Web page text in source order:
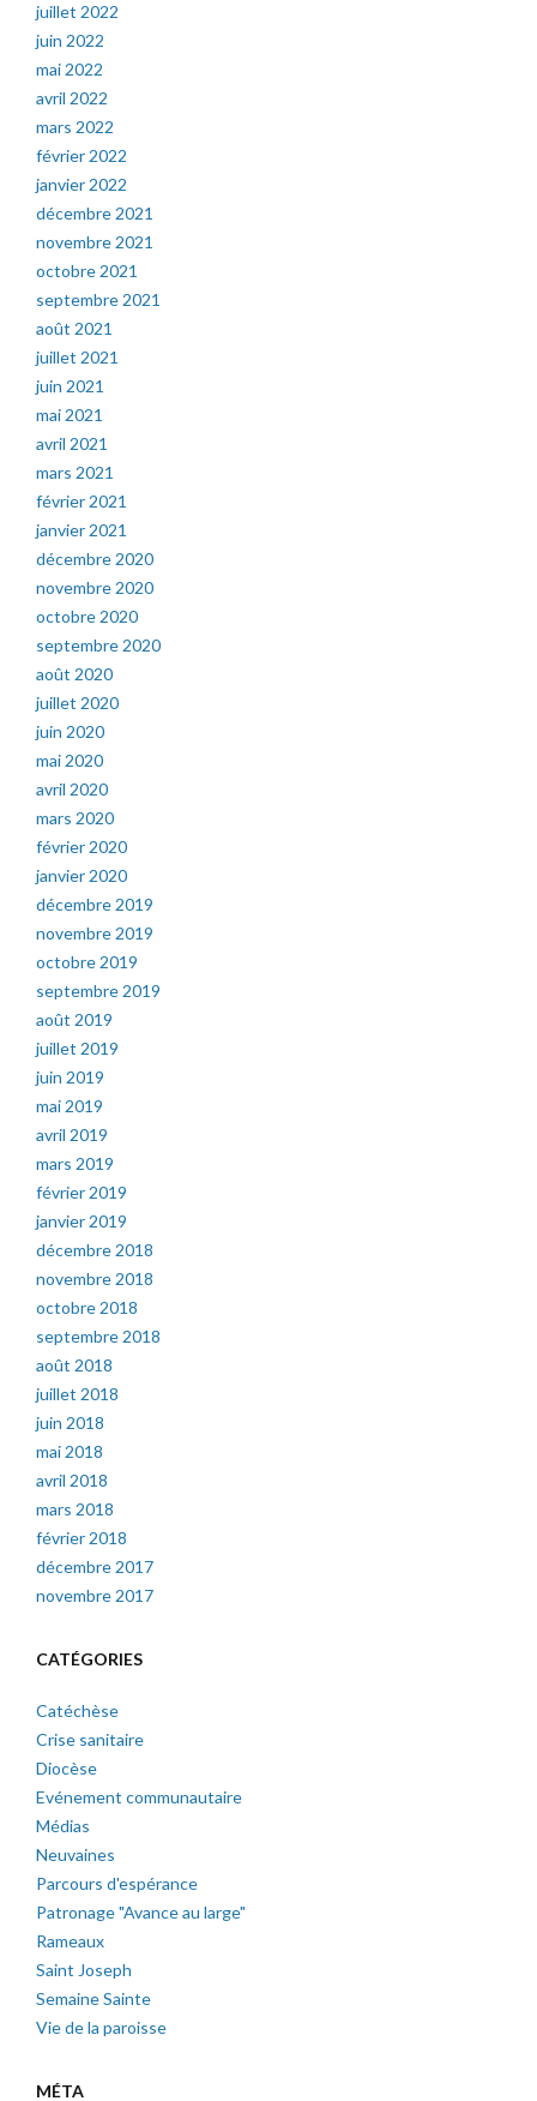
juillet 2022
juin 2022
mai 2022
avril 2022
mars 2022
février 2022
janvier 2022
décembre 2021
novembre 2021
octobre 2021
septembre 2021
août 2021
juillet 2021
juin 2021
mai 2021
avril 2021
mars 2021
février 2021
janvier 2021
décembre 2020
novembre 2020
octobre 2020
septembre 2020
août 2020
juillet 2020
juin 2020
mai 2020
avril 2020
mars 2020
février 2020
janvier 2020
décembre 2019
novembre 2019
octobre 2019
septembre 2019
août 2019
juillet 2019
juin 2019
mai 2019
avril 2019
mars 2019
février 2019
janvier 2019
décembre 2018
novembre 2018
octobre 2018
septembre 2018
août 2018
juillet 2018
juin 2018
mai 2018
avril 2018
mars 2018
février 2018
décembre 2017
novembre 2017
CATÉGORIES
Catéchèse
Crise sanitaire
Diocèse
Evénement communautaire
Médias
Neuvaines
Parcours d'espérance
Patronage "Avance au large"
Rameaux
Saint Joseph
Semaine Sainte
Vie de la paroisse
MÉTA